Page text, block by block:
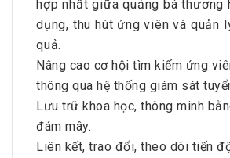
hợp nhất giữa quảng bá thương
dụng, thu hút ứng viên và quản
quả.
Nâng cao cơ hội tìm kiếm ứng
thông qua hệ thống giám sát
Lưu trữ khoa học, thông minh
đám mây.
Liên kết, trao đổi, theo dõi tiến